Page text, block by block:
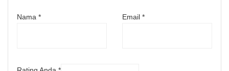
Nama * Email *